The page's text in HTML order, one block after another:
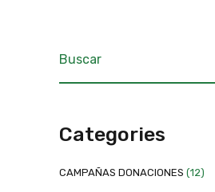
Categories
CAMPAÑAS DONACIONES (12)